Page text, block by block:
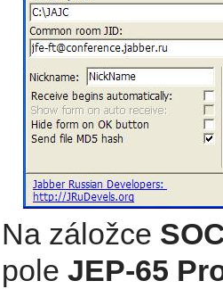
Na záložce
poleJEP-65